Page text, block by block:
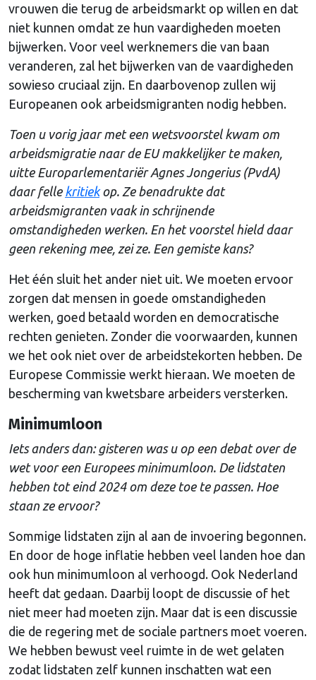
vrouwen die terug de arbeidsmarkt op willen en dat
niet kunnen omdat ze hun vaardigheden moeten
bijwerken. Voor veel werknemers die van baan
veranderen, zal het bijwerken van de vaardigheden
sowieso cruciaal zijn. En daarbovenop zullen wij
Europeanen ook arbeidsmigranten nodig hebben.
Toen u vorig jaar met een wetsvoorstel kwam om
arbeidsmigratie naar de EU makkelijker te maken,
uitte Europarlementariër Agnes Jongerius (PvdA)
daar felle kritiekop. Ze benadrukte dat
arbeidsmigranten vaak in schrijnende
omstandigheden werken. En het voorstel hield daar
geen rekening mee, zei ze. Een gemiste kans?
Het één sluit het ander niet uit. We moeten ervoor
zorgen dat mensen in goede omstandigheden
werken, goed betaald worden en democratische
rechten genieten. Zonder die voorwaarden, kunnen
we het ook niet over de arbeidstekorten hebben. De
Europese Commissie werkt hieraan. We moeten de
bescherming van kwetsbare arbeiders versterken.
Minimumloon
Iets anders dan: gisteren was u op een debat over de
wet voor een Europees minimumloon. De lidstaten
hebben tot eind 2024 om deze toe te passen. Hoe
staan ze ervoor?
Sommige lidstaten zijn al aan de invoering begonnen.
En door de hoge inflatie hebben veel landen hoe dan
ook hun minimumloon al verhoogd. Ook Nederland
heeft dat gedaan. Daarbij loopt de discussie of het
niet meer had moeten zijn. Maar dat is een discussie
die de regering met de sociale partners moet voeren.
We hebben bewust veel ruimte in de wet gelaten
zodat lidstaten zelf kunnen inschatten wat een